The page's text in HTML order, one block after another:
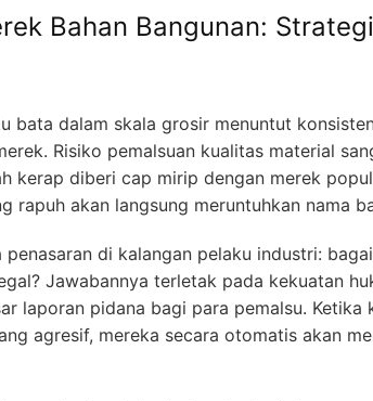
Bahan Bangunan:
bata dalam skala grosir menuntut
Risiko pemalsuan kualitas material
kerap diberi cap mirip dengan merek
rapuh akan langsung meruntuhkan nama
penasaran di kalangan pelaku industri:
Jawabannya terletak pada kekuatan
laporan pidana bagi para pemalsu.
agresif, mereka secara otomatis akan